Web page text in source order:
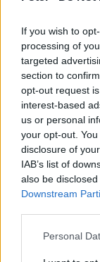
If you wish to
processing of
targeted
section to
opt-out request
interest-based
us or personal
your opt-out.
disclosure of
IAB’s list of
also be
Downstream
Personal
akar